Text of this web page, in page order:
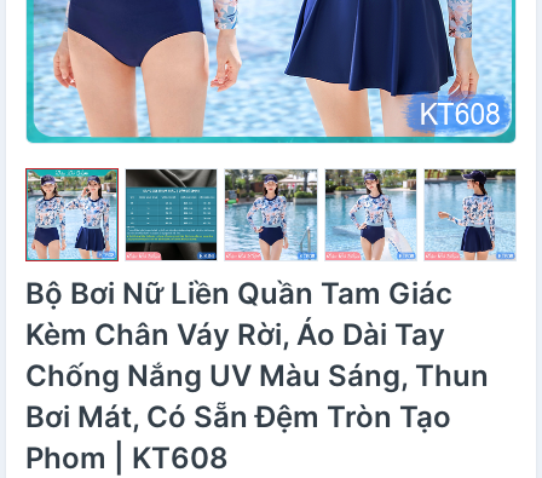
Bộ Bơi Nữ Liền Quần Tam Giác
Kèm Chân Váy Rời, Áo Dài Tay
Chống Nắng UV Màu Sáng, Thun
Bơi Mát, Có Sẵn Đệm Tròn Tạo
Phom | KT608